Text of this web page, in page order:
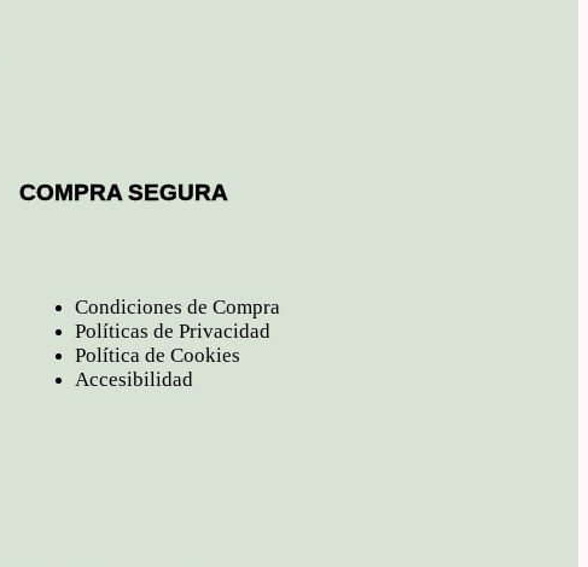
COMPRA SEGURA
Condiciones de Compra
Políticas de Privacidad
Política de Cookies
Accesibilidad